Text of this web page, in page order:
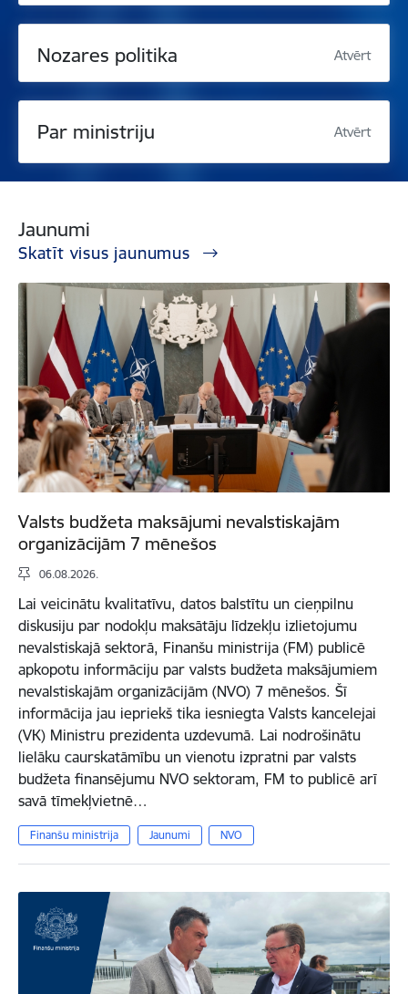
Nozares politika Atvērt
Par ministriju Atvērt
Jaunumi
Skatīt visus jaunumus
Valsts budžeta maksājumi nevalstiskajām
organizācijām 7 mēnešos
06.08.2026.
Lai veicinātu kvalitatīvu, datos balstītu un cieņpilnu
diskusiju par nodokļu maksātāju līdzekļu izlietojumu
nevalstiskajā sektorā, Finanšu ministrija (FM) publicē
apkopotu informāciju par valsts budžeta maksājumiem
nevalstiskajām organizācijām (NVO) 7 mēnešos. Šī
informācija jau iepriekš tika iesniegta Valsts kancelejai
(VK) Ministru prezidenta uzdevumā. Lai nodrošinātu
lielāku caurskatāmību un vienotu izpratni par valsts
budžeta finansējumu NVO sektoram, FM to publicē arī
savā tīmekļvietnē…
Finanšu ministrija Jaunumi NVO